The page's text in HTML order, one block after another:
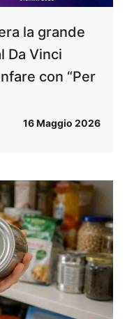
la grande
Da Vinci
con “Per
16 Maggio 2026